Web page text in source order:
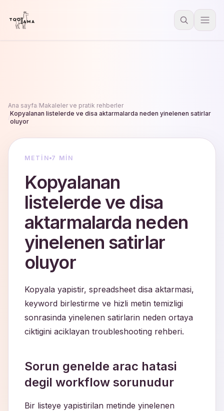
Ana sayfa Makaleler ve pratik rehberler
Kopyalanan listelerde ve disa aktarmalarda neden yinelenen satirlar
oluyor
METIN 7 MIN
Kopyalanan
listelerde ve disa
aktarmalarda neden
yinelenen satirlar
oluyor
Kopyala yapistir, spreadsheet disa aktarmasi,
keyword birlestirme ve hizli metin temizligi
sonrasinda yinelenen satirlarin neden ortaya
ciktigini aciklayan troubleshooting rehberi.
Sorun genelde arac hatasi
degil workflow sorunudur
Bir listeye yapistirilan metinde yinelenen